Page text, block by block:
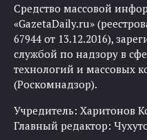
Средство массовой
«GazetaDaily.ru»
67944 от 13.12.2016),
службой по надзору в
технологий и массовых
(Роскомнадзор).
Учредитель: Харитонов
Главный редактор: